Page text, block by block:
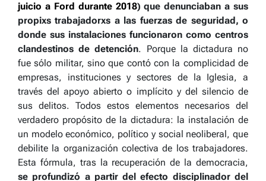
juicio a Ford durante 2018) que denunciaban a sus
propixs trabajadorxs a las fuerzas de seguridad, o
donde sus instalaciones funcionaron como centros
clandestinos de detención. Porque la dictadura no
fue sólo militar, sino que contó con la complicidad de
empresas, instituciones y sectores de la Iglesia, a
través del apoyo abierto o implícito y del silencio de
sus delitos. Todos estos elementos necesarios del
verdadero propósito de la dictadura: la instalación de
un modelo económico, político y social neoliberal, que
debilite la organización colectiva de los trabajadores.
Esta fórmula, tras la recuperación de la democracia,
se profundizó a partir del efecto disciplinador del